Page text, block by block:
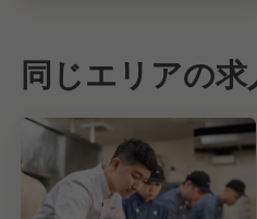
同じエリアの求